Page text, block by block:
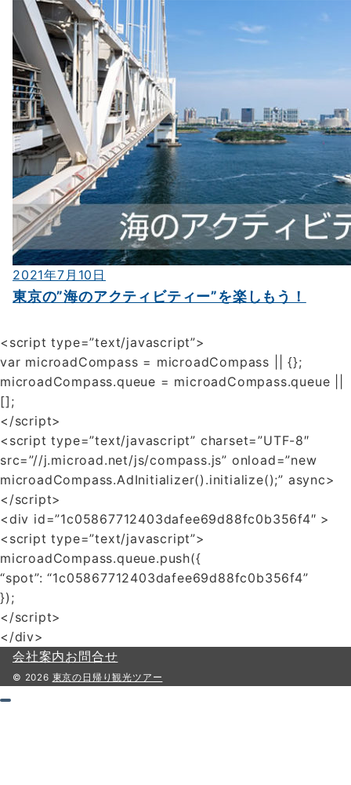
2021年7月10日
東京の”海のアクティビティー”を楽しもう！
<script type=”text/javascript”>
var microadCompass = microadCompass || {};
microadCompass.queue = microadCompass.queue ||
[];
</script>
<script type=”text/javascript” charset=”UTF-8″
src=”//j.microad.net/js/compass.js” onload=”new
microadCompass.AdInitializer().initialize();” async>
</script>
<div id=”1c05867712403dafee69d88fc0b356f4″ >
<script type=”text/javascript”>
microadCompass.queue.push({
“spot”: “1c05867712403dafee69d88fc0b356f4”
});
</script>
</div>
会社案内お問合せ
© 2026 東京の日帰り観光ツアー